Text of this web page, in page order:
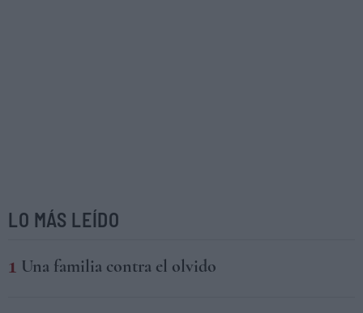
LO MÁS LEÍDO
Una familia contra el olvido